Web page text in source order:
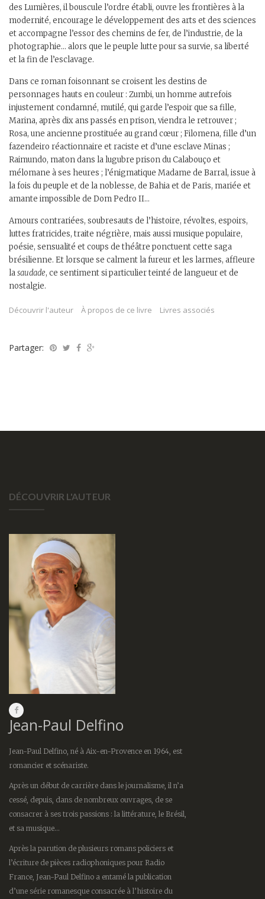
des Lumières, il bouscule l’ordre établi, ouvre les frontières à la
modernité, encourage le développement des arts et des sciences
et accompagne l’essor des chemins de fer, de l’industrie, de la
photographie… alors que le peuple lutte pour sa survie, sa liberté
et la fin de l’esclavage.
Dans ce roman foisonnant se croisent les destins de
personnages hauts en couleur : Zumbi, un homme autrefois
injustement condamné, mutilé, qui garde l’espoir que sa fille,
Marina, après dix ans passés en prison, viendra le retrouver ;
Rosa, une ancienne prostituée au grand cœur ; Filomena, fille d’un
fazendeiro réactionnaire et raciste et d’une esclave Minas ;
Raimundo, maton dans la lugubre prison du Calabouço et
mélomane à ses heures ; l’énigmatique Madame de Barral, issue à
la fois du peuple et de la noblesse, de Bahia et de Paris, mariée et
amante impossible de Dom Pedro II…
Amours contrariées, soubresauts de l’histoire, révoltes, espoirs,
luttes fratricides, traite négrière, mais aussi musique populaire,
poésie, sensualité et coups de théâtre ponctuent cette saga
brésilienne. Et lorsque se calment la fureur et les larmes, affleure
lasaudade, ce sentiment si particulier teinté de langueur et de
nostalgie.
Découvrir l'auteur À propos de ce livre Livres associés
Partager:
DÉCOUVRIR L'AUTEUR
Jean-Paul Delfino
Jean-Paul Delfino, né à Aix-en-Provence en 1964, est
romancier et scénariste.
Après un début de carrière dans le journalisme, il n’a
cessé, depuis, dans de nombreux ouvrages, de se
consacrer à ses trois passions : la littérature, le Brésil,
et sa musique…
Après la parution de plusieurs romans policiers et
l’écriture de pièces radiophoniques pour Radio
France, Jean-Paul Delfino a entamé la publication
d’une série romanesque consacrée à l’histoire du